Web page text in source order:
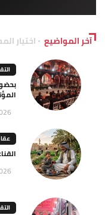
آخر المواضيع اختيار